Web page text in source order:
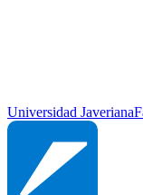
Universidad Javeriana